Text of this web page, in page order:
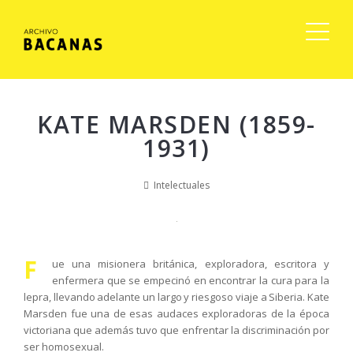
KATE MARSDEN (1859-
1931)
Intelectuales
F
ue una misionera británica, exploradora, escritora y
enfermera que se empecinó en encontrar la cura para la
lepra, llevando adelante un largo y riesgoso viaje a Siberia. Kate
Marsden fue una de esas audaces exploradoras de la época
victoriana que además tuvo que enfrentar la discriminación por
ser homosexual.